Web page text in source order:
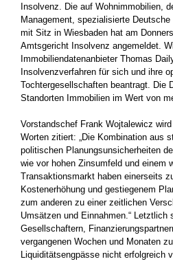
Insolvenz. Die auf Wohnimmobilien,
Management, spezialisierte
mit Sitz in Wiesbaden hat am
Amtsgericht Insolvenz angemeldet.
Immobiliendatenanbieter Thomas
Insolvenzverfahren für sich und ihre
Tochtergesellschaften beantragt. Die
Standorten Immobilien im Wert von
Vorstandschef Frank Wojtalewicz
Worten zitiert: „Die Kombination aus
politischen Planungsunsicherheiten
wie vor hohen Zinsumfeld und einem
Transaktionsmarkt haben einerseits
Kostenerhöhung und gestiegenem
zum anderen zu einer zeitlichen
Umsätzen und Einnahmen.“ Letztlich
Gesellschaftern,
vergangenen Wochen und Monaten
Liquiditätsengpässe nicht erfolgreich